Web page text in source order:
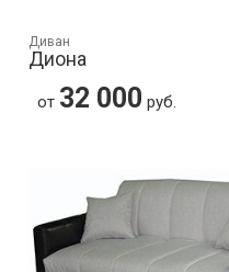
Диван
Диона
от 32 000 руб.